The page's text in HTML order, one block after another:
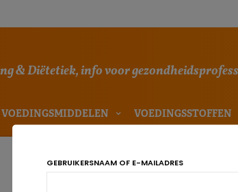
& Diëtetiek, info voor
VOEDINGSMIDDELEN VOEDINGSSTOFFEN
GEBRUIKERSNAAM OF E-MAILADRES